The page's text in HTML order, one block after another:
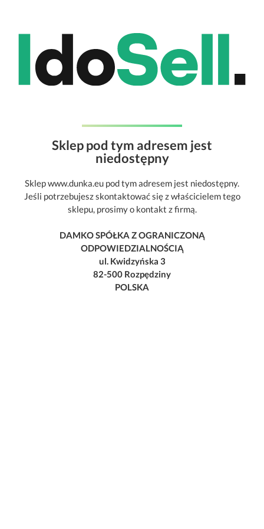
Sklep pod tym adresem jest
niedostępny
Sklep www.dunka.eu pod tym adresem jest niedostępny.
Jeśli potrzebujesz skontaktować się z właścicielem tego
sklepu, prosimy o kontakt z firmą.
DAMKO SPÓŁKA Z OGRANICZONĄ
ODPOWIEDZIALNOŚCIĄ
ul. Kwidzyńska 3
82-500 Rozpędziny
POLSKA